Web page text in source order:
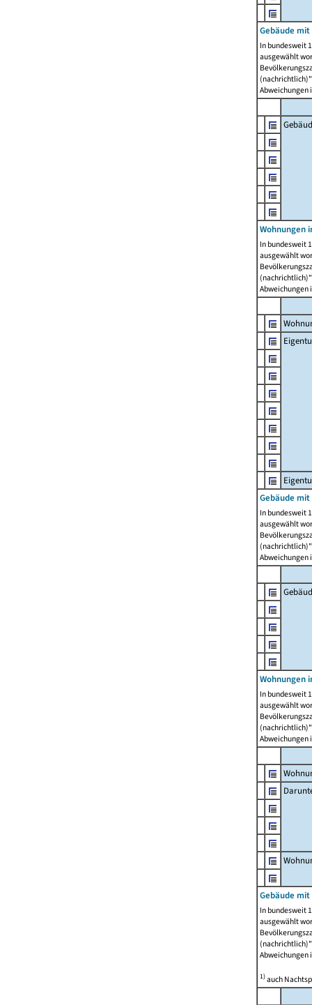
Gebäude mit
In bundesweit
ausgewählt
Abweichungen
Wohnungen
In bundesweit
ausgewählt
Abweichungen
Gebäude
In bundesweit
ausgewählt
Abweichungen
Wohnungen
In bundesweit
ausgewählt
Abweichungen
Gebäude
In bundesweit
ausgewählt
Abweichungen
1)auch